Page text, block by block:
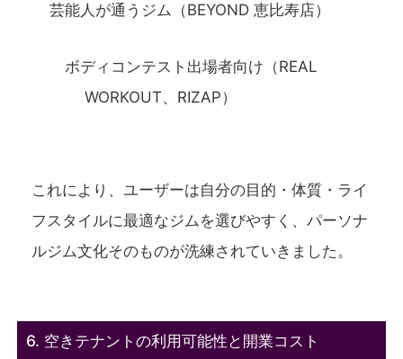
芸能人が通うジム（BEYOND 恵比寿店）
ボディコンテスト出場者向け（REAL
WORKOUT、RIZAP）
これにより、ユーザーは自分の目的・体質・ライ
フスタイルに最適なジムを選びやすく、パーソナ
ルジム文化そのものが洗練されていきました。
6. 空きテナントの利用可能性と開業コスト